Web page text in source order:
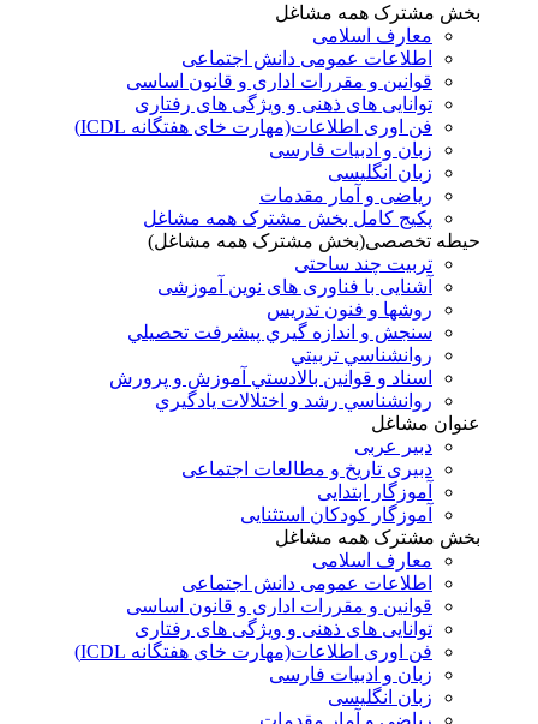
بخش مشترک همه مشاغل
معارف اسلامی
اطلاعات عمومی دانش اجتماعی
قوانین و مقررات اداری و قانون اساسی
توانایی های ذهنی و ویژگی های رفتاری
فن اوری اطلاعات(مهارت خای هفتگانه ICDL)
زبان و ادبیات فارسی
زبان انگلیسی
ریاضی و آمار مقدمات
پکیج کامل بخش مشترک همه مشاغل
حیطه تخصصی(بخش مشترک همه مشاغل)
تربیت چند ساحتی
آشنایی با فناوری های نوین آموزشی
روشها و فنون تدريس
سنجش و اندازه گيري پيشرفت تحصيلي
روانشناسي تربيتي
اسناد و قوانين بالادستي آموزش و پرورش
روانشناسي رشد و اختلالات يادگيري
عنوان مشاغل
دبير عربی
دبیری تاریخ و مطالعات اجتماعی
آموزگار ابتدایی
آموزگار کودکان استثنایی
بخش مشترک همه مشاغل
معارف اسلامی
اطلاعات عمومی دانش اجتماعی
قوانین و مقررات اداری و قانون اساسی
توانایی های ذهنی و ویژگی های رفتاری
فن اوری اطلاعات(مهارت خای هفتگانه ICDL)
زبان و ادبیات فارسی
زبان انگلیسی
ریاضی و آمار مقدمات